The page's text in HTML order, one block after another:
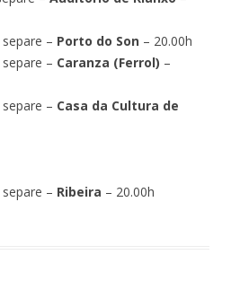
– Porto do Son – 20.00h
– Caranza (Ferrol) –
– Casa da Cultura de
– Ribeira – 20.00h